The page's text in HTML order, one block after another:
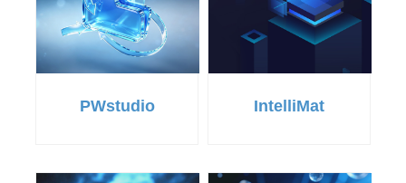
PWstudio IntelliMat